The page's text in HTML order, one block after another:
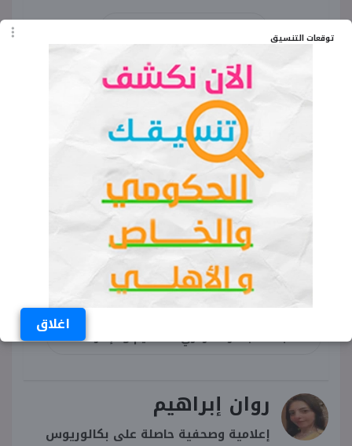
توقعات التنسيق
اغلاق
التقديم في وظائف وزارة العدل
بوابة الوظائف الحكومية
شروط مسابقة مصلحة الخبراء
مهارات خبير حسابي
تخصصات معاون خبير هندسي
التقديم في مصلحة الخبراء
مسابقة الجهاز المركزي للتنظيم والإدارة 2026
روان إبراهيم
إعلامية وصحفية حاصلة على بكالوريوس